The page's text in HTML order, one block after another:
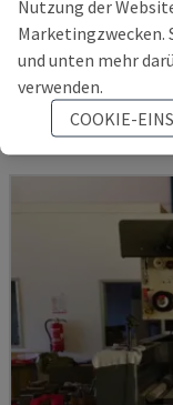
AG 600 L
SODICK -
Nutzung der
Marketingzwecken.
und unten mehr
verwenden.
COOKIE-